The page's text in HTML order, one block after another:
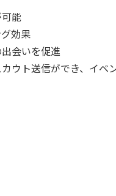
能
効果
会いを促進
ウト送信ができ、イ